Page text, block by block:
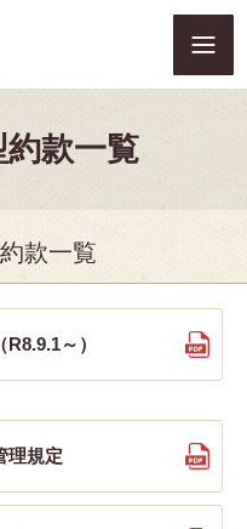
款一覧
款一覧
～）
理規定